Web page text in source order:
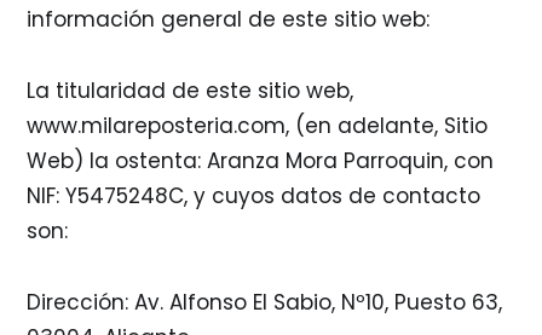
información general de este sitio web:
La titularidad de este sitio web,
www.milareposteria.com, (en adelante, Sitio
Web) la ostenta: Aranza Mora Parroquin, con
NIF: Y5475248C, y cuyos datos de contacto
son:
Dirección: Av. Alfonso El Sabio, Nº10, Puesto 63,